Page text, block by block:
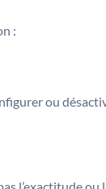
:
ou